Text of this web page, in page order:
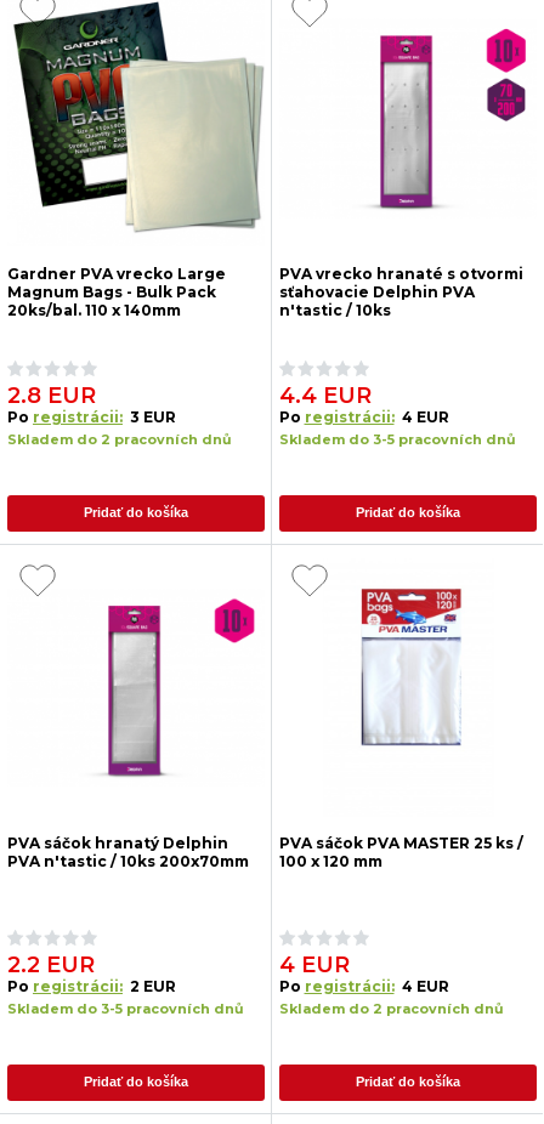
Gardner PVA vrecko Large
Magnum Bags - Bulk Pack
20ks/bal. 110 x 140mm
2.8 EUR
Po registrácii: 3 EUR
Skladem do 2 pracovních dnů
Pridať do košíka
PVA vrecko hranaté s otvormi
sťahovacie Delphin PVA
n'tastic / 10ks
4.4 EUR
Po registrácii: 4 EUR
Skladem do 3-5 pracovních dnů
Pridať do košíka
PVA sáčok hranatý Delphin
PVA n'tastic / 10ks 200x70mm
2.2 EUR
Po registrácii: 2 EUR
Skladem do 3-5 pracovních dnů
Pridať do košíka
PVA sáčok PVA MASTER 25 ks /
100 x 120 mm
4 EUR
Po registrácii: 4 EUR
Skladem do 2 pracovních dnů
Pridať do košíka